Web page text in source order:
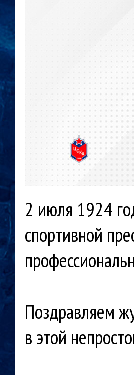
2 июля 1924
спортивной
Поздравляем
в этой